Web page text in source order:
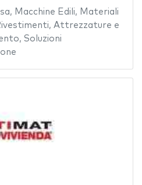
, Macchine Edili, Materiali
, Attrezzature e
, Soluzioni